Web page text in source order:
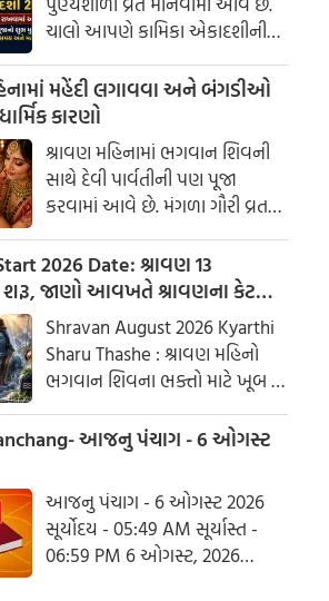
ચાલો આપણે કામિકા એકાદશીની
ચોક્કસ તારીખ અને આ દિવસે પૂજા
કરવાનો શુભ સમય જાણીએ.
મહેંદી લગાવવા અને બંગડીઓ
કારણો
શ્રાવણ મહિનામાં ભગવાન શિવની
સાથે દેવી પાર્વતીની પણ પૂજા
કરવામાં આવે છે. મંગળા ગૌરી વ્રત
અને હરિયાળી તીજ જેવા પ્રસંગોએ
મહેંદી લગાવવી અને લીલા રંગના
કપડાં પહેરવા એ પતિના લાંબા
માટે શુભ માનવામાં આવે છે.
આપણી પરંપરાઓમાં, સ્ત્રીઓને
પ્રકૃતિનું સ્વરૂપ માનવામાં આવે છે.
2026 Date: શ્રાવણ 13
જાણો આવખતે શ્રાવણના કેટલા
Shravan August 2026 Kyarthi
Sharu Thashe : શ્રાવણ મહિનો
ભગવાન શિવના ભક્તો માટે ખૂબ જ
ખાસ છે. આ મહિનામાં ભગવાન
શિવની પૂજા કરવાથી ઈચ્છાઓ
ઝડપથી પૂર્ણ થાય છે. ધાર્મિક
માન્યતાઓ અનુસાર, ભગવાન શિવે
આ મહિનામાં દેવી પાર્વતીને પોતાની
પત્ની તરીકે સ્વીકાર્યા હતા. ચાલો
જાણીએ કે આ વર્ષે શ્રાવણમાં કેટલા
આજનુ પંચાગ - 6 ઓગસ્ટ
આજનુ પંચાગ - 6 ઓગસ્ટ 2026
સૂર્યોદય - 05:49 AM સૂર્યાસ્ત -
06:59 PM 6 ઓગસ્ટ, 2026